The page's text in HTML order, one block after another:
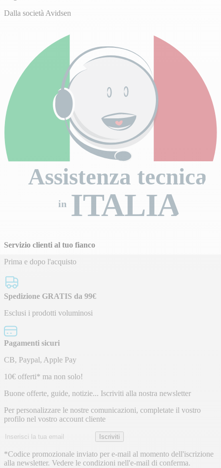
Dalla società Avidsen
Assistenza tecnica
ITALIA
in
Servizio clienti al tuo fianco
Prima e dopo l'acquisto
Spedizione GRATIS da 99€
Esclusi i prodotti voluminosi
Pagamenti sicuri
CB, Paypal, Apple Pay
Newsletter
10€ offerti* ma non solo!
Buone offerte, guide, notizie... Iscriviti alla nostra newsletter
Per personalizzare le nostre comunicazioni, completate il vostro
profilo nel vostro account cliente
Indirizzo
Iscriviti
*Codice promozionale inviato per e-mail al momento dell'iscrizione
alla newsletter. Vedere le condizioni nell'e-mail di conferma.